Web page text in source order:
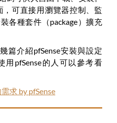
，可直接用瀏覽器控制、監
各種套件（package）擴充
篇介紹pfSense安裝與設定
用pfSense的人可以參考看
求 by pfSense